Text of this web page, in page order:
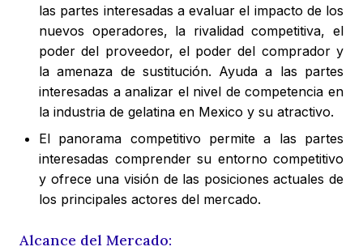
las partes interesadas a evaluar el impacto de los
nuevos operadores, la rivalidad competitiva, el
poder del proveedor, el poder del comprador y
la amenaza de sustitución. Ayuda a las partes
interesadas a analizar el nivel de competencia en
la industria de gelatina en Mexico y su atractivo.
El panorama competitivo permite a las partes
interesadas comprender su entorno competitivo
y ofrece una visión de las posiciones actuales de
los principales actores del mercado.
Alcance del Mercado: